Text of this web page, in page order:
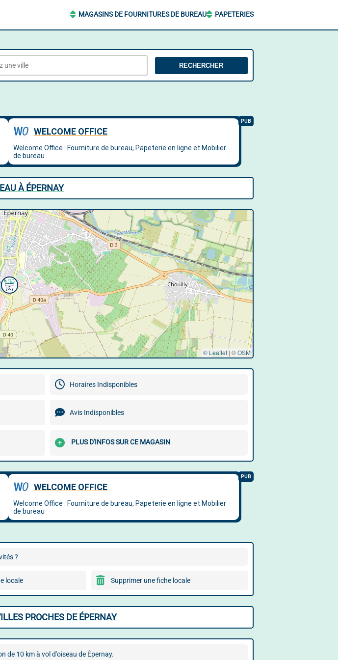
MAGASINS DE FOURNITURES DE BUREAU PAPETERIES
RECHERCHER
À ÉPERNAY
© Leaflet | ©OSM
Horaires Indisponibles
Avis Indisponibles
PLUS D'INFOS SUR CE MAGASIN
?
locale Supprimer une fiche locale
PROCHES DE ÉPERNAY
de 10 km à vol d'oiseau de Épernay.